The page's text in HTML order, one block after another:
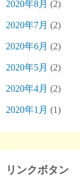
2020年8月 (2)
2020年7月 (2)
2020年6月 (2)
2020年5月 (2)
2020年4月 (2)
2020年1月 (1)
リンクボタン